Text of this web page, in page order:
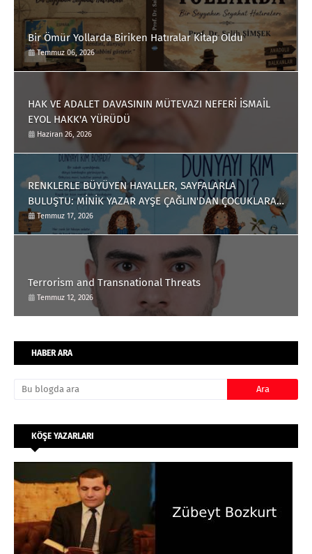
Bir Ömür Yollarda Biriken Hatıralar Kitap Oldu
Temmuz 06, 2026
HAK VE ADALET DAVASININ MÜTEVAZI NEFERİ İSMAİL
EYOL HAKK'A YÜRÜDÜ
Haziran 26, 2026
RENKLERLE BÜYÜYEN HAYALLER, SAYFALARLA
BULUŞTU: MİNİK YAZAR AYŞE ÇAĞLIN'DAN ÇOCUKLARA
ANLAMLI BİR ESER
Temmuz 17, 2026
Terrorism and Transnational Threats
Temmuz 12, 2026
HABER ARA
KÖŞE YAZARLARI